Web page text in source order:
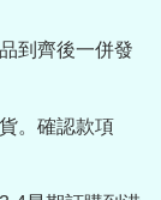
到齊後一併發
。確認款項